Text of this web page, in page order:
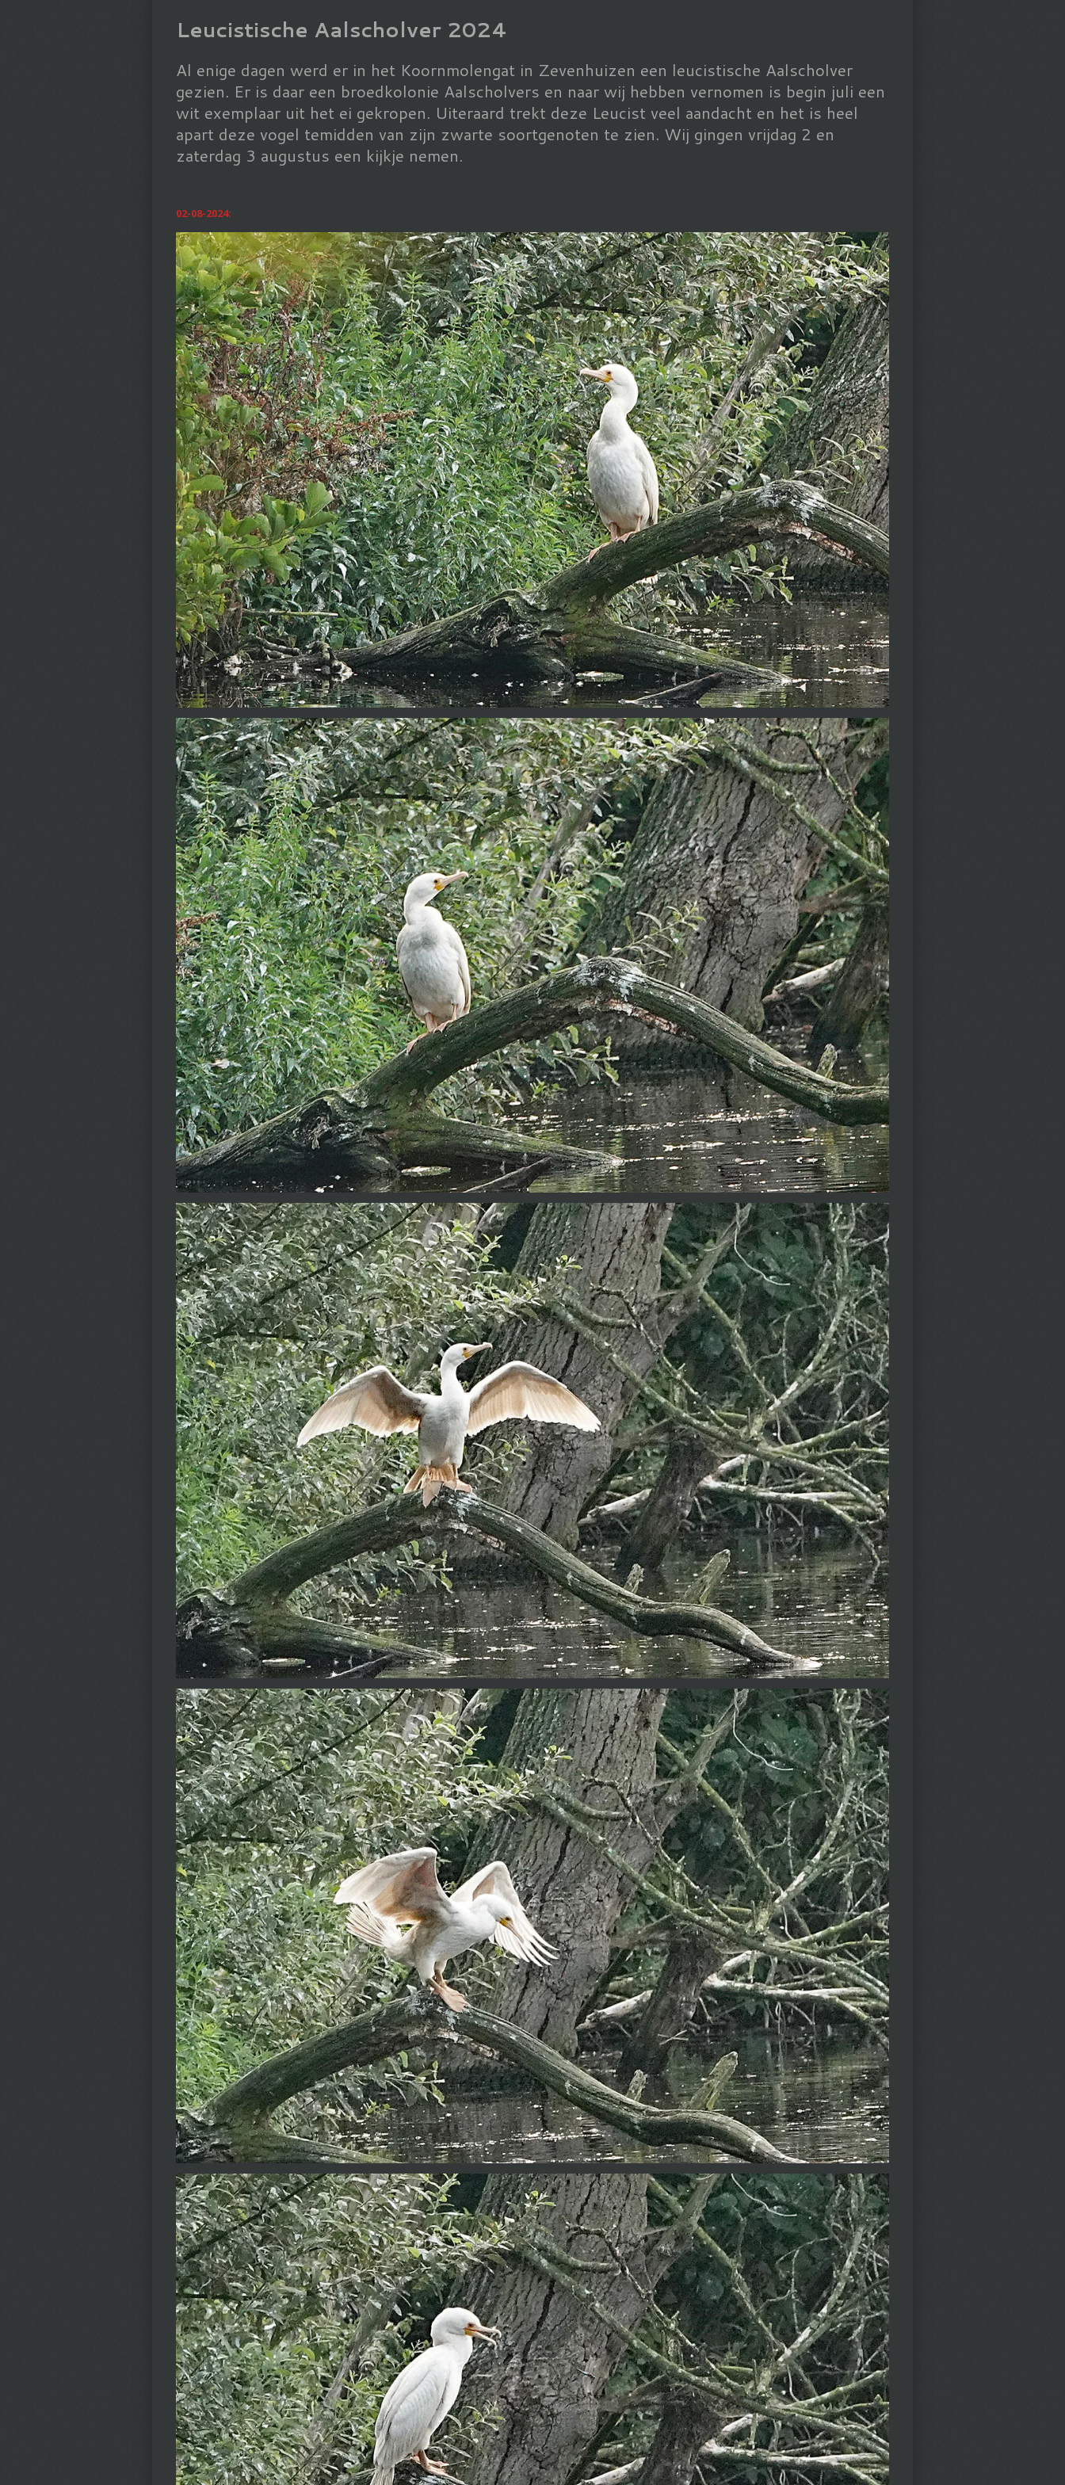
Leucistische Aalscholver 2024
Al enige dagen werd er in het Koornmolengat in Zevenhuizen een leucistische Aalscholver
gezien. Er is daar een broedkolonie Aalscholvers en naar wij hebben vernomen is begin juli een
wit exemplaar uit het ei gekropen. Uiteraard trekt deze Leucist veel aandacht en het is heel
apart deze vogel temidden van zijn zwarte soortgenoten te zien. Wij gingen vrijdag 2 en
zaterdag 3 augustus een kijkje nemen.
02-08-2024: